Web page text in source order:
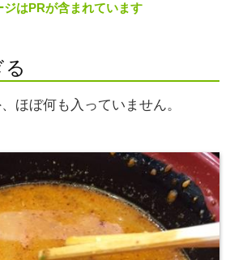
はPRが含まれています
ほぼ何も入っていません。